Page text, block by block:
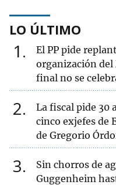
LO ÚLTIMO
1
El PP pide
organización
final no se
2
La fiscal pide 30
cinco exjefes de
de Gregorio
3
Sin chorros de
Guggenheim